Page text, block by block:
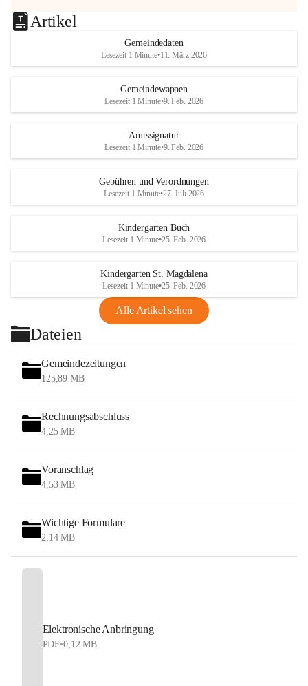
Artikel
Gemeindedaten
Lesezeit 1 Minute•11. März 2026
Gemeindewappen
Lesezeit 1 Minute•9. Feb. 2026
Amtssignatur
Lesezeit 1 Minute•9. Feb. 2026
Gebühren und Verordnungen
Lesezeit 1 Minute•27. Juli 2026
Kindergarten Buch
Lesezeit 1 Minute•25. Feb. 2026
Kindergarten St. Magdalena
Lesezeit 1 Minute•25. Feb. 2026
Alle Artikel sehen
Dateien
Gemeindezeitungen
125,89 MB
Rechnungsabschluss
4,25 MB
Voranschlag
4,53 MB
Wichtige Formulare
2,14 MB
Elektronische Anbringung
PDF•0,12 MB